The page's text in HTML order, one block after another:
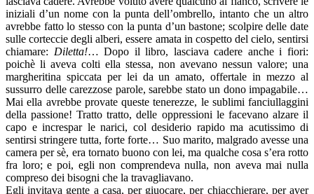
iniziali d’un nome con la punta dell’ombrello, intanto che un altro
avrebbe fatto lo stesso con la punta d’un bastone; scolpire delle date
sulle corteccie degli alberi, essere amata in cospetto del cielo, sentirsi
chiamare: Diletta!… Dopo il libro, lasciava cadere anche i fiori:
poichè li aveva colti ella stessa, non avevano nessun valore; una
margheritina spiccata per lei da un amato, offertale in mezzo al
sussurro delle carezzose parole, sarebbe stato un dono impagabile…
Mai ella avrebbe provate queste tenerezze, le sublimi fanciullaggini
della passione! Tratto tratto, delle oppressioni le facevano alzare il
capo e increspar le narici, col desiderio rapido ma acutissimo di
sentirsi stringere tutta, forte forte… Suo marito, malgrado avesse una
camera per sè, era tornato buono con lei, ma qualche cosa s’era rotto
fra loro; e poi, egli non comprendeva nulla, non aveva mai nulla
compreso dei bisogni che la travagliavano.
Egli invitava gente a casa, per giuocare, per chiacchierare, per aver